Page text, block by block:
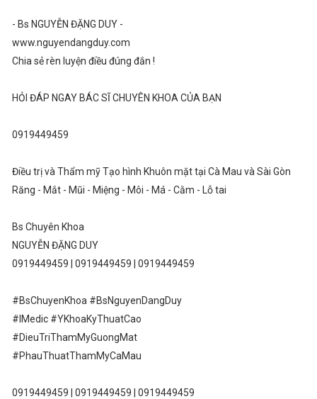
- Bs NGUYỄN ĐẶNG DUY -
www.nguyendangduy.com
Chia sẻ rèn luyện điều đúng đắn !
HỎI ĐÁP NGAY BÁC SĨ CHUYÊN KHOA CỦA BẠN
0919449459
Điều trị và Thẩm mỹ Tạo hình Khuôn mặt tại Cà Mau và Sài Gòn
Răng - Mắt - Mũi - Miệng - Môi - Má - Cằm - Lỗ tai
Bs Chuyên Khoa
NGUYỄN ĐẶNG DUY
0919449459 | 0919449459 | 0919449459
#BsChuyenKhoa #BsNguyenDangDuy
#IMedic #YKhoaKyThuatCao
#DieuTriThamMyGuongMat
#PhauThuatThamMyCaMau
0919449459 | 0919449459 | 0919449459